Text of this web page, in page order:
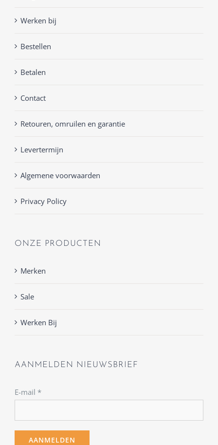
Werken bij
Bestellen
Betalen
Contact
Retouren, omruilen en garantie
Levertermijn
Algemene voorwaarden
Privacy Policy
ONZE PRODUCTEN
Merken
Sale
Werken Bij
AANMELDEN NIEUWSBRIEF
E-mail *